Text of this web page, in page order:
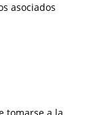
asociados